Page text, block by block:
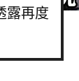
露再度